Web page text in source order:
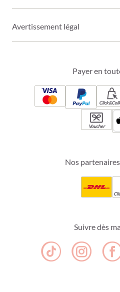
Avertissement légal
Payer en
Voucher
Nos
Suivre dès